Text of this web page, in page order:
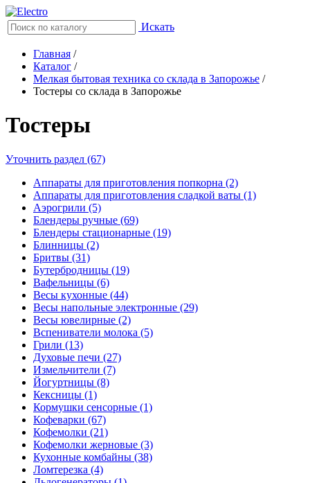
Искать
Главная /
Каталог /
Мелкая бытовая техника со склада в Запорожье /
Тостеры со склада в Запорожье
Тостеры
Уточнить раздел (67)
Аппараты для приготовления попкорна (2)
Аппараты для приготовления сладкой ваты (1)
Аэрогрили (5)
Блендеры ручные (69)
Блендеры стационарные (19)
Блинницы (2)
Бритвы (31)
Бутербродницы (19)
Вафельницы (6)
Весы кухонные (44)
Весы напольные электронные (29)
Весы ювелирные (2)
Вспениватели молока (5)
Грили (13)
Духовые печи (27)
Измельчители (7)
Йогуртницы (8)
Кексницы (1)
Кормушки сенсорные (1)
Кофеварки (67)
Кофемолки (21)
Кофемолки жерновые (3)
Кухонные комбайны (38)
Ломтерезка (4)